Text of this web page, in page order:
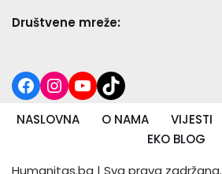
Društvene mreže:
NASLOVNA O NAMA VIJESTI
EKO BLOG